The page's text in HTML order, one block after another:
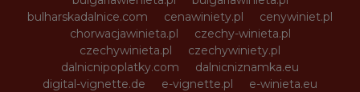
bulharskadalnice.com
cenawiniety.pl
cenywiniet.pl
chorwacjawinieta.pl
czechy-winieta.pl
czechywinieta.pl
czechywiniety.pl
dalnicnipoplatky.com
dalnicniznamka.eu
digital-vignette.de
e-vignette.pl
e-winieta.eu